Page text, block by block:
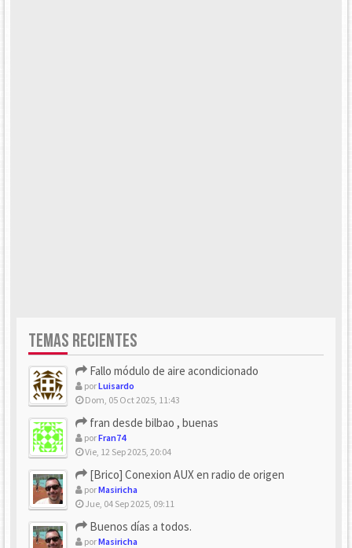
TEMAS RECIENTES
Fallo módulo de aire acondicionado
porLuisardo
Dom, 05 Oct 2025, 11:43
fran desde bilbao , buenas
porFran74
Vie, 12 Sep 2025, 20:04
[Brico] Conexion AUX en radio de origen
porMasiricha
Jue, 04 Sep 2025, 09:11
Buenos días a todos.
porMasiricha